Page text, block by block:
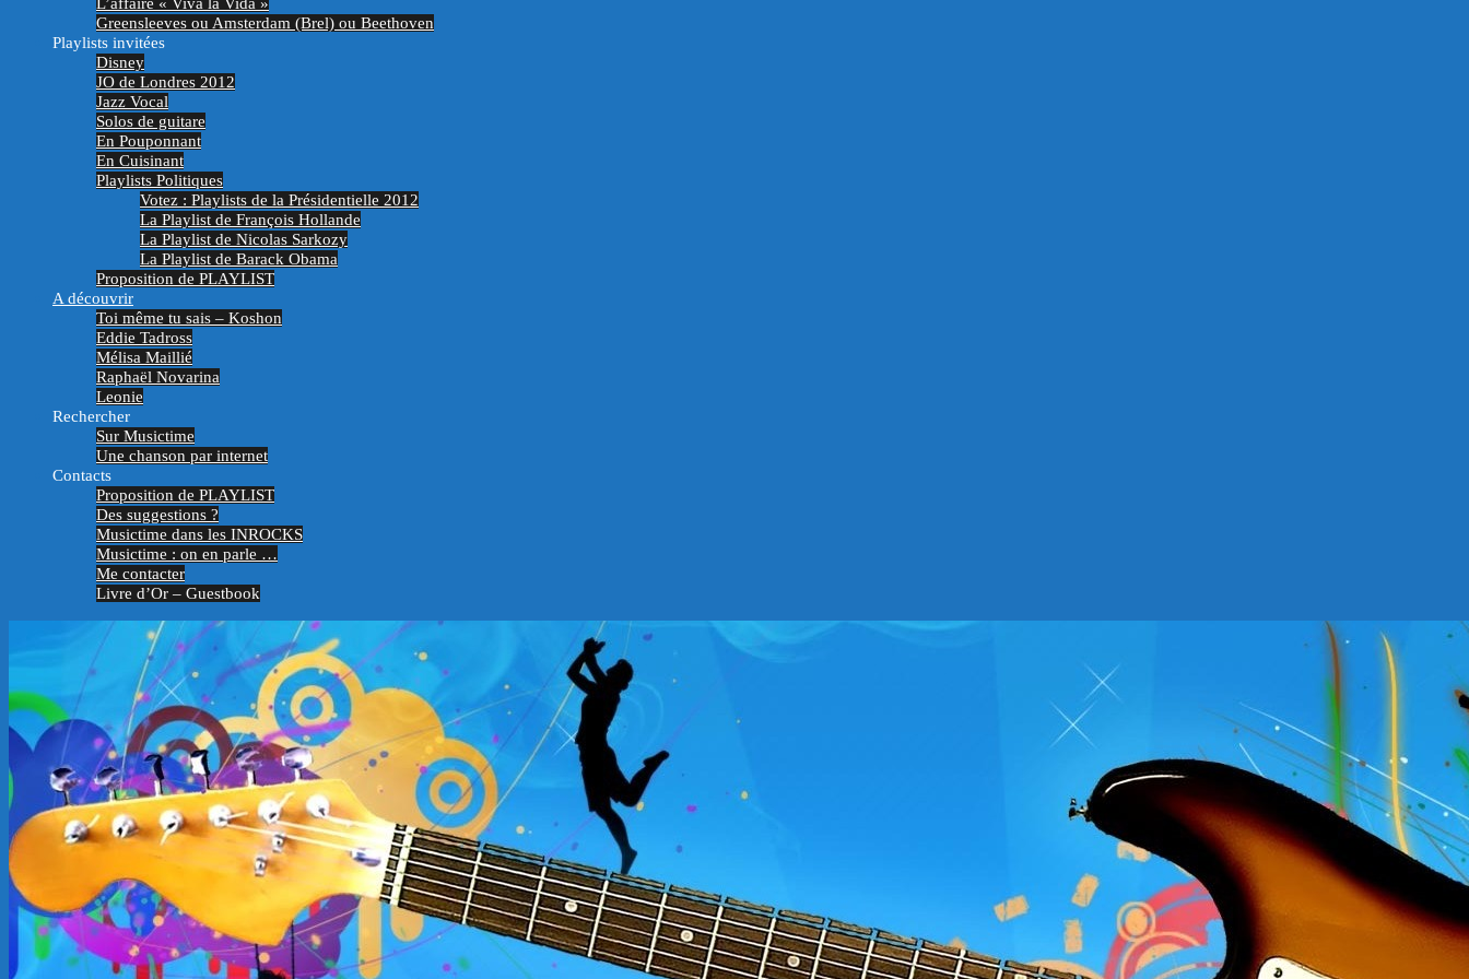
Greensleeves ou Amsterdam (Brel) ou Beethoven
Playlists invitées
Disney
JO de Londres 2012
Jazz Vocal
Solos de guitare
En Pouponnant
En Cuisinant
Playlists Politiques
Votez : Playlists de la Présidentielle 2012
La Playlist de François Hollande
La Playlist de Nicolas Sarkozy
La Playlist de Barack Obama
Proposition de PLAYLIST
A découvrir
Toi même tu sais – Koshon
Eddie Tadross
Mélisa Maillié
Raphaël Novarina
Leonie
Rechercher
Sur Musictime
Une chanson par internet
Contacts
Proposition de PLAYLIST
Des suggestions ?
Musictime dans les INROCKS
Musictime : on en parle …
Me contacter
Livre d’Or – Guestbook